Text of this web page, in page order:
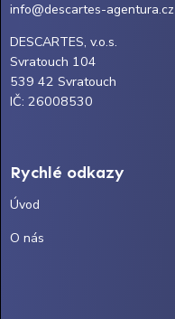
info@descartes-agentura.cz
DESCARTES, v.o.s.
Svratouch 104
539 42 Svratouch
IČ: 26008530
Rychlé odkazy
Úvod
O nás